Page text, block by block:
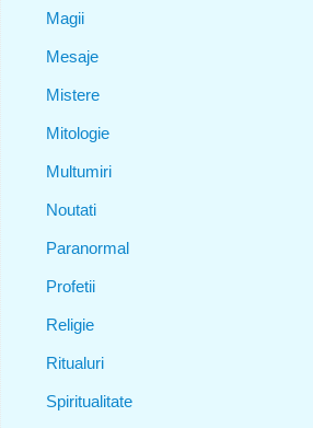
Magii
Mesaje
Mistere
Mitologie
Multumiri
Noutati
Paranormal
Profetii
Religie
Ritualuri
Spiritualitate